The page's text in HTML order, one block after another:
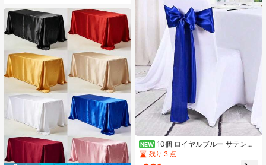
4.87
婚式・イベント・バンケット装飾用
チェアリボン チェアデコレーション
装飾用チェアカバー
NEW 10個 ロイヤルブルー サテンチ
ェアバックリボン、ウェディングチ
ェアバックタイ、シルクチェアバッ
残り 3 点